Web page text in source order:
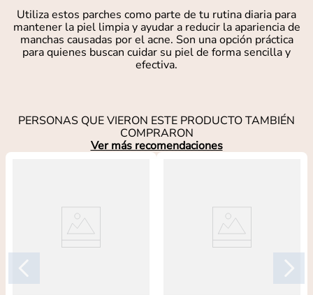
Utiliza estos parches como parte de tu rutina diaria para
mantener la piel limpia y ayudar a reducir la apariencia de
manchas causadas por el acne. Son una opción práctica
para quienes buscan cuidar su piel de forma sencilla y
efectiva.
PERSONAS QUE VIERON ESTE PRODUCTO TAMBIÉN
COMPRARON
Ver más recomendaciones